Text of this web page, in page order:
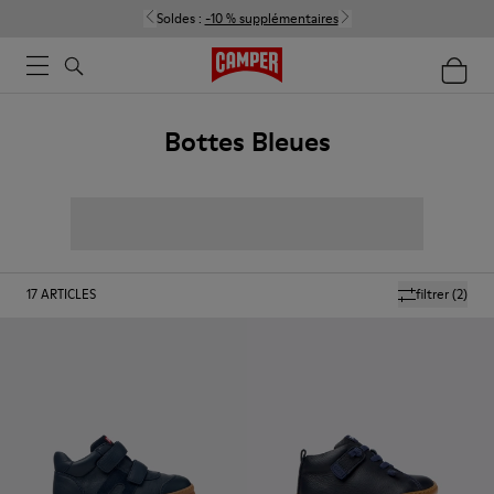
Soldes : -10 % supplémentaires
Bottes Bleues
filtrer(2)
17ARTICLES